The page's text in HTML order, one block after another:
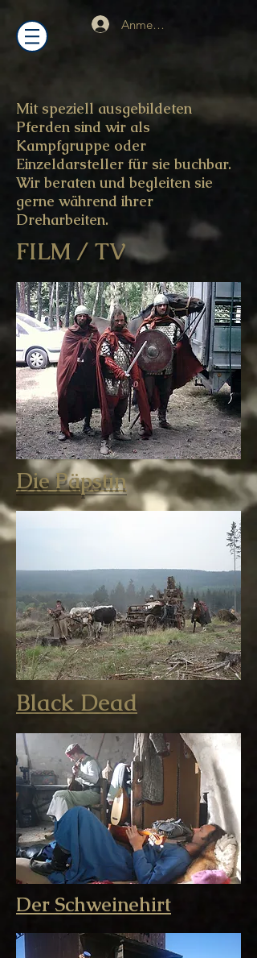
Anmelden
Mit speziell ausgebildeten
Pferden sind wir als
Kampfgruppe oder
Einzeldarsteller für sie buchbar.
Wir beraten und begleiten sie
gerne während ihrer
Dreharbeiten.
FILM / TV
Die Päpstin
Black Dead
Der Schweinehirt